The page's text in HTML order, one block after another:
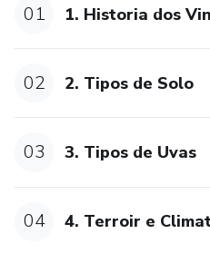
4. Terroir e Climats da
5. Curiosidades e Estilo do
6. Classificação dos Vinhos
de classificação, incluindo as
famosos Grands Crus.
01 1. Historia dos
02 2. Tipos de Solo
03 3. Tipos de Uvas
04 4. Terroir e